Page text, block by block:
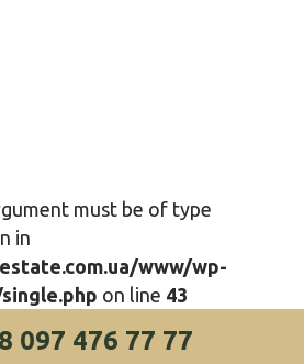
must be of type
in
www/wp-
on line 43
097 476 77 77